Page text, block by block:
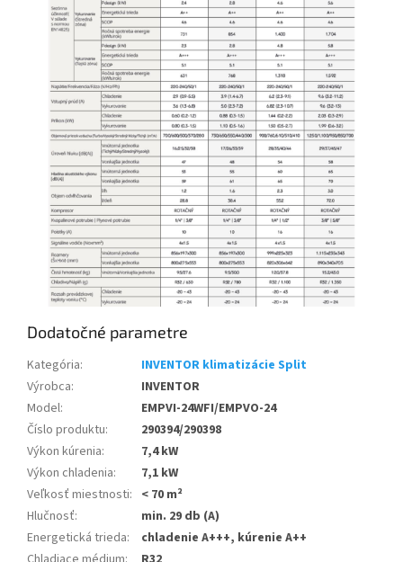
Dodatočné parametre
Kategória:
INVENTOR klimatizácie Split
Výrobca:
INVENTOR
Model:
EMPVI-24WFI/EMPVO-24
Číslo produktu:
290394/290398
Výkon kúrenia:
7,4 kW
Výkon chladenia:
7,1 kW
Veľkosť miestnosti: < 70 m²
Hlučnosť:
min. 29 db (A)
Energetická trieda:
chladenie A+++, kúrenie A++